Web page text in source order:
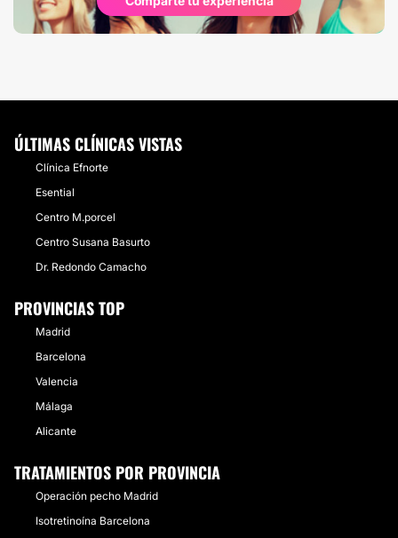
ÚLTIMAS CLÍNICAS VISTAS
Clínica Efnorte
Esential
Centro M.porcel
Centro Susana Basurto
Dr. Redondo Camacho
PROVINCIAS TOP
Madrid
Barcelona
Valencia
Málaga
Alicante
TRATAMIENTOS POR PROVINCIA
Operación pecho Madrid
Isotretinoína Barcelona